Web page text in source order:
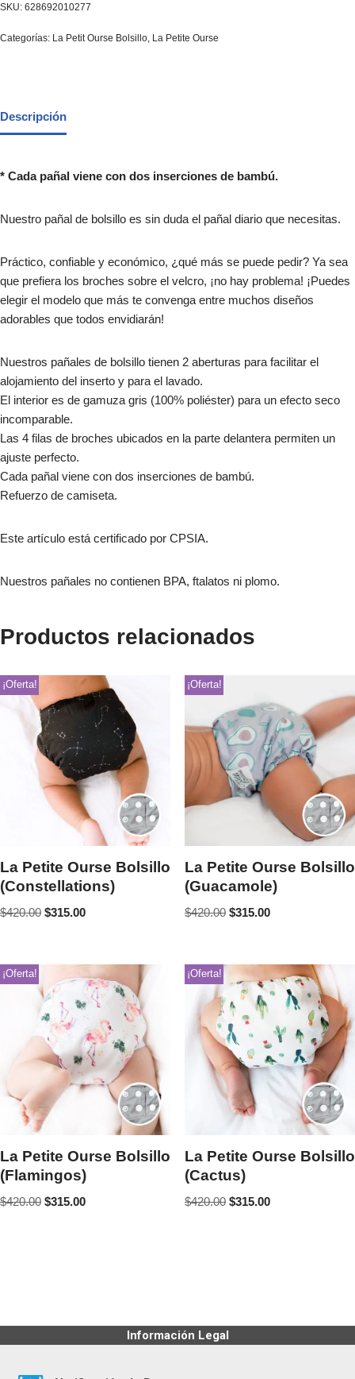
SKU: 628692010277
Categorías: La Petit Ourse Bolsillo La Petite Ourse
Descripción
* Cada pañal viene con dos inserciones de bambú.
Nuestro pañal de bolsillo es sin duda el pañal diario que necesitas.
Práctico, confiable y económico, ¿qué más se puede pedir? Ya sea
que prefiera los broches sobre el velcro, ¡no hay problema! ¡Puedes
elegir el modelo que más te convenga entre muchos diseños
adorables que todos envidiarán!
Nuestros pañales de bolsillo tienen 2 aberturas para facilitar el
alojamiento del inserto y para el lavado.
El interior es de gamuza gris (100% poliéster) para un efecto seco
incomparable.
Las 4 filas de broches ubicados en la parte delantera permiten un
ajuste perfecto.
Cada pañal viene con dos inserciones de bambú.
Refuerzo de camiseta.
Este artículo está certificado por CPSIA.
Nuestros pañales no contienen BPA, ftalatos ni plomo.
Productos relacionados
¡Oferta!
La Petite Ourse Bolsillo
(Constellations)
$420.00 $315.00
¡Oferta!
La Petite Ourse Bolsillo
(Guacamole)
$420.00 $315.00
¡Oferta!
La Petite Ourse Bolsillo
(Flamingos)
$420.00 $315.00
¡Oferta!
La Petite Ourse Bolsillo
(Cactus)
$420.00 $315.00
Información Legal